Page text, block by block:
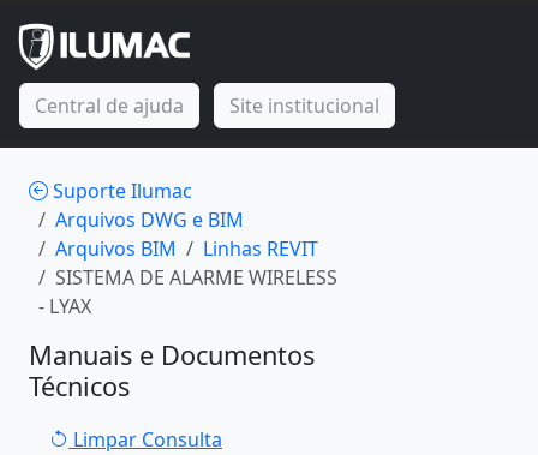
Central de ajuda Site institucional
Suporte Ilumac
Arquivos DWG e BIM
Arquivos BIM
Linhas REVIT
SISTEMA DE ALARME WIRELESS
- LYAX
Manuais e Documentos
Técnicos
Limpar Consulta